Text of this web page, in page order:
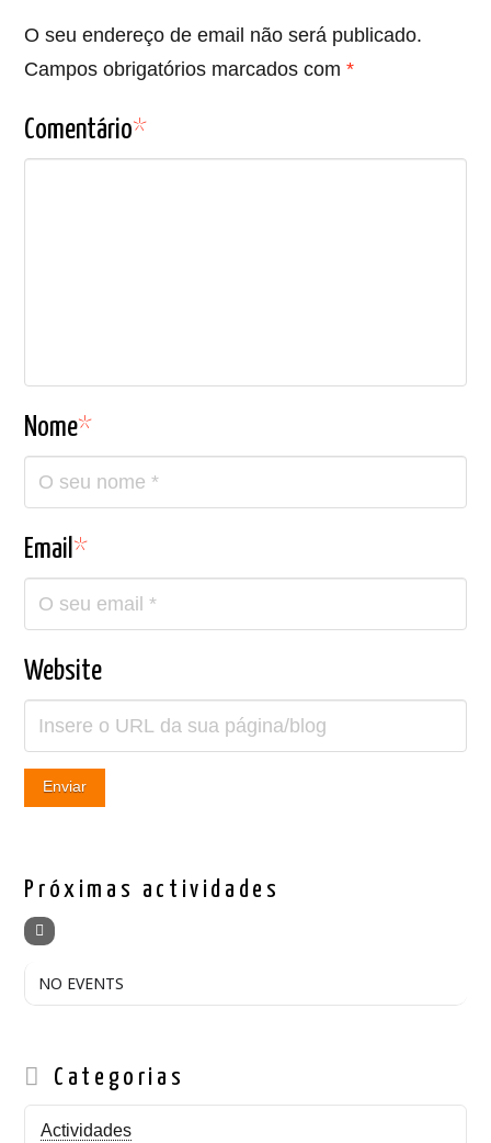
O seu endereço de email não será publicado.
Campos obrigatórios marcados com*
Comentário*
Nome*
Email*
Website
Próximas actividades
NO EVENTS
Categorias
Actividades